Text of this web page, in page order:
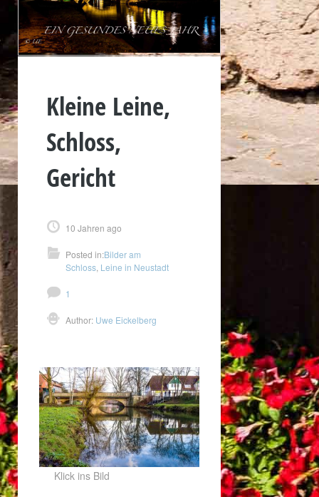
Kleine Leine,
Schloss,
Gericht
10 Jahren ago
Posted in:Bilder am
Schloss Leine in Neustadt
1
Author: Uwe Eickelberg
Klick ins Bild